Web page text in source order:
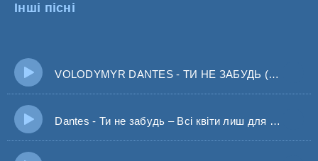
Інші пісні
VOLODYMYR DANTES - ТИ НЕ ЗАБУДЬ (BID0NCI0N REMIX) Всі квіти лиш для нас цвітуть
Dantes - Ти не забудь – Всі квіти лиш для нас цвітуть